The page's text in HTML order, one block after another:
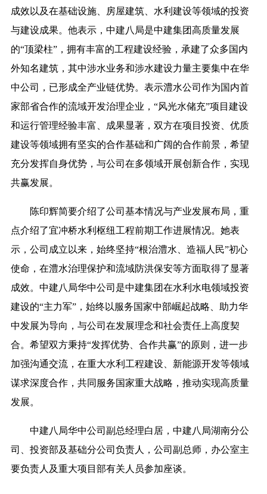
成效以及在基础设施、房屋建筑、水利建设等领域的投资
与建设成果。他表示，中建八局是中建集团高质量发展
的“顶梁柱”，拥有丰富的工程建设经验，承建了众多国内
外知名建筑，其中涉水业务和涉水建设力量主要集中在华
中公司，已形成全产业链优势。表示澧水公司作为国内首
家部省合作的流域开发治理企业，“风光水储充”项目建设
和运行管理经验丰富、成果显著，双方在项目投资、优质
建设等领域拥有坚实的合作基础和广阔的合作前景，希望
充分发挥自身优势，与公司在多领域开展创新合作，实现
共赢发展。
陈印辉简要介绍了公司基本情况与产业发展布局，重
点介绍了宜冲桥水利枢纽工程前期工作进展情况。她表
示，公司成立以来，始终坚持“根治澧水、造福人民”初心
使命，在澧水治理保护和流域防洪保安等方面取得了显著
成效。中建八局华中公司是中建集团在水利水电领域投资
建设的“主力军”，始终以服务国家中部崛起战略、助力华
中发展为导向，与公司在发展理念和社会责任上高度契
合。希望双方秉持“发挥优势、合作共赢”的原则，进一步
加强沟通交流，在重大水利工程建设、新能源开发等领域
谋求深度合作，共同服务国家重大战略，推动实现高质量
发展。
中建八局华中公司副总经理白居，中建八局湖南分公
司、投资部及基础分公司负责人，公司副总师，办公室主
要负责人及重大项目部有关人员参加座谈。